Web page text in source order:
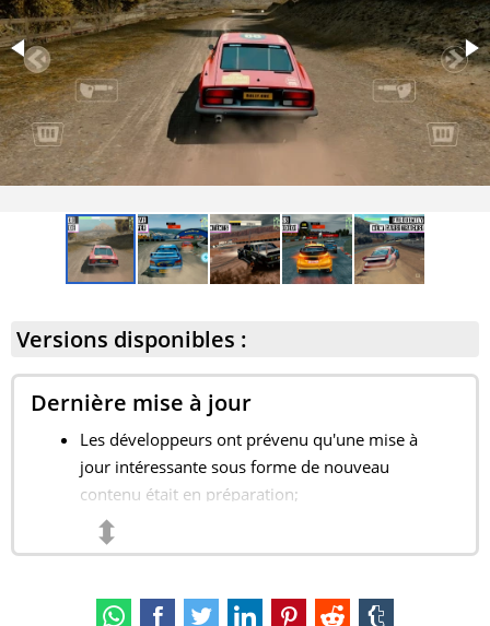
Versions disponibles :
Dernière mise à jour
Les développeurs ont prévenu qu'une mise à
jour intéressante sous forme de nouveau
contenu était en préparation;
Ajout d'une nouvelle option d'affichage de la
caméra ;
été apportées.
⬍